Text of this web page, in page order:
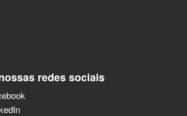
redes sociais